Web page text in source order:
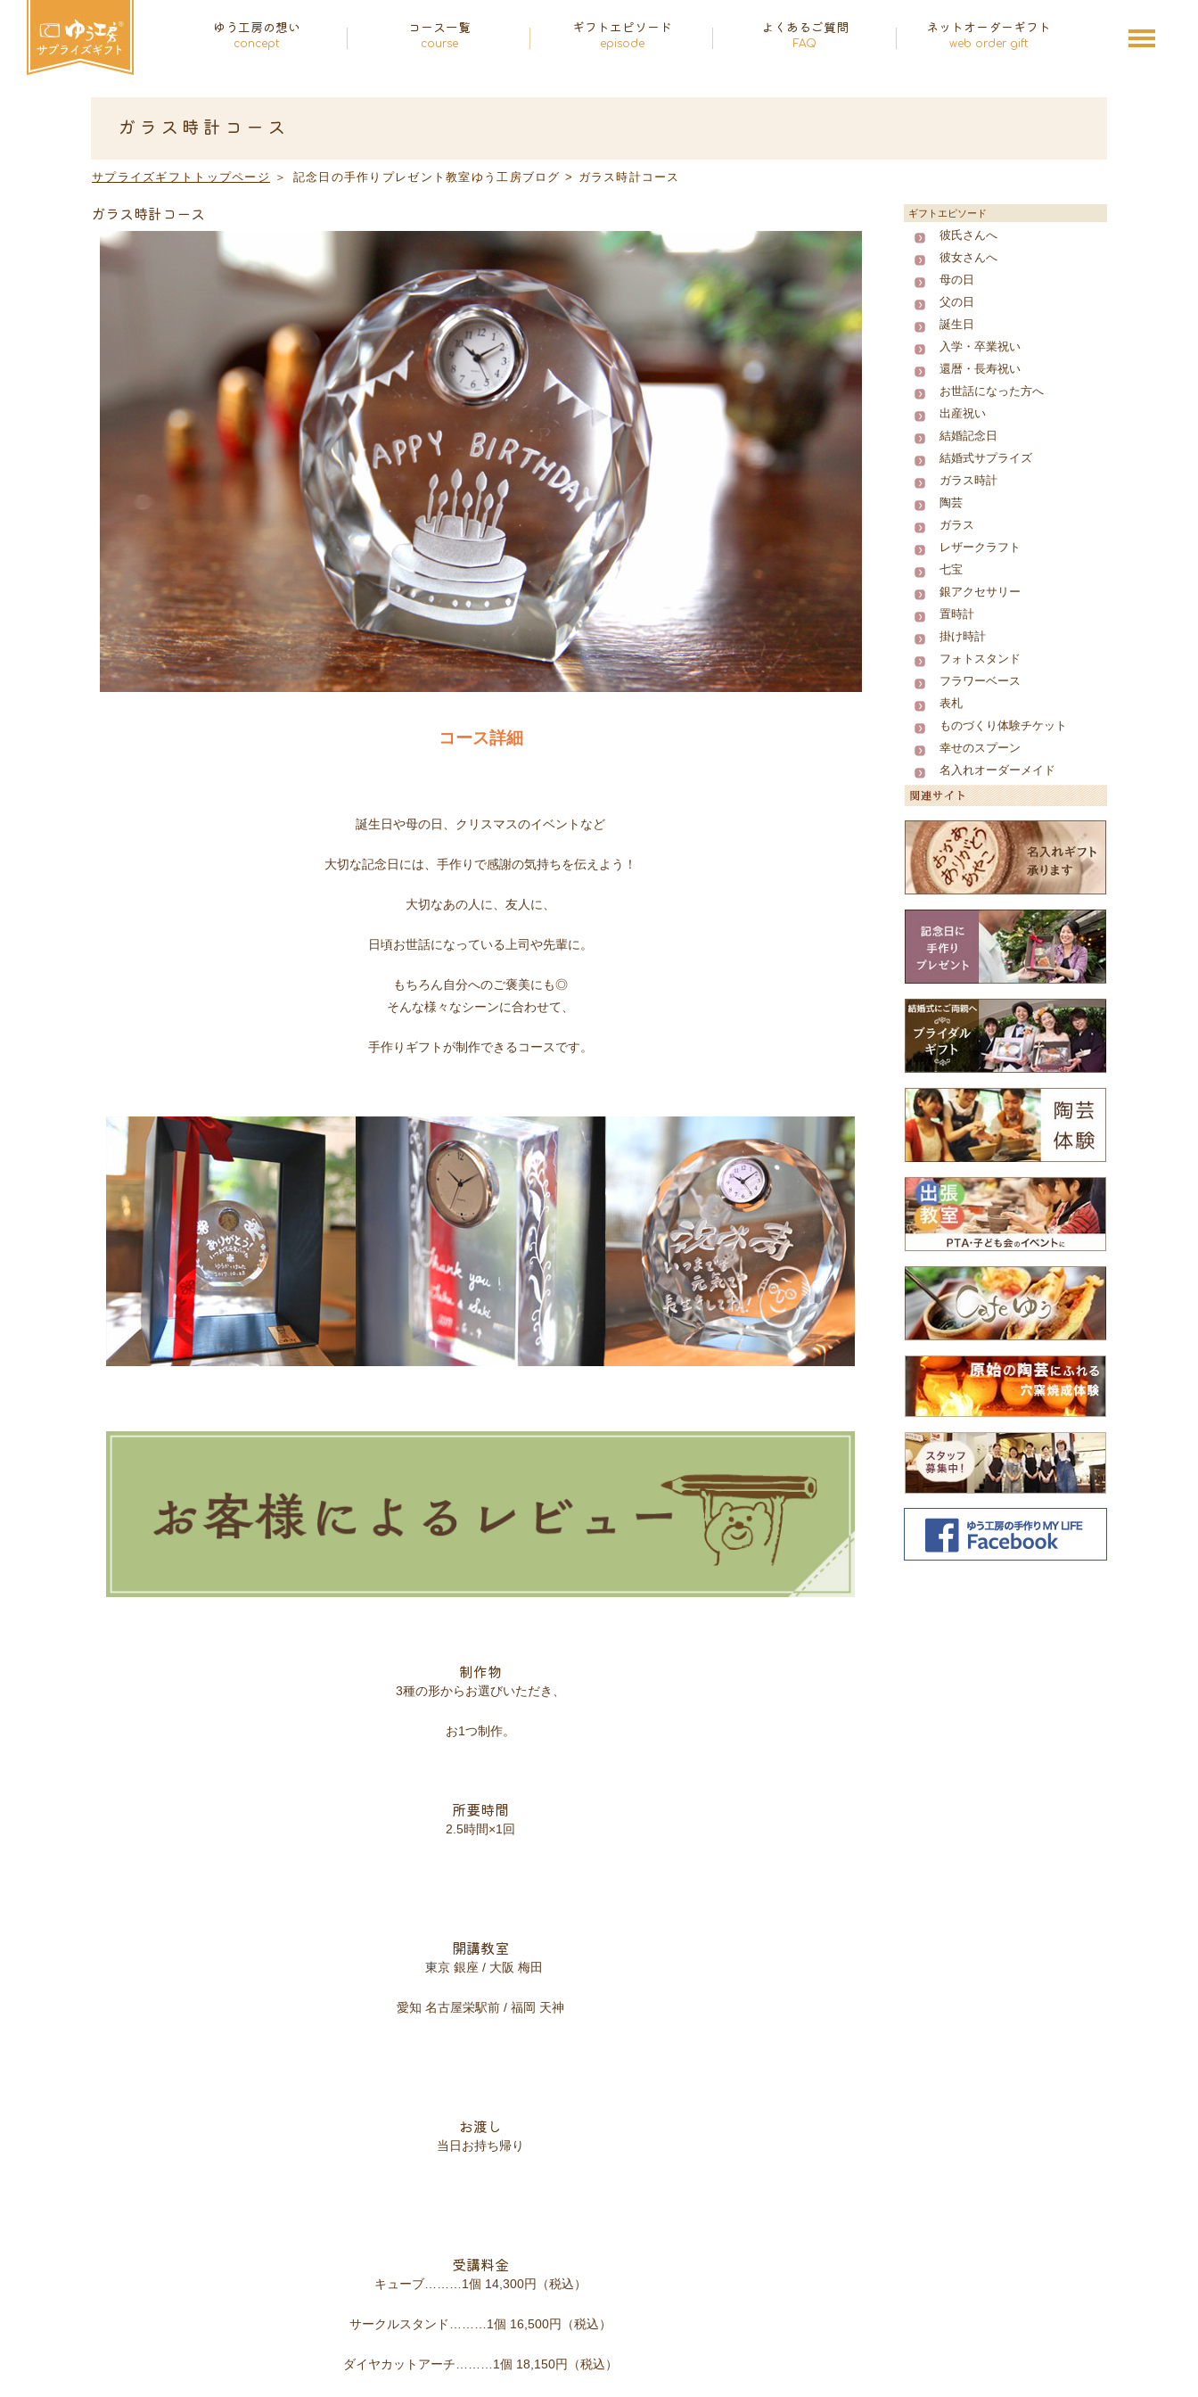
ゆう工房の想い
concept
コース一覧
course
ギフトエピソード
episode
よくあるご質問
FAQ
ネットオーダーギフト
web order gift
ガラス時計コース
サプライズギフトトップページ ＞ 記念日の手作りプレゼント教室ゆう工房ブログ > ガラス時計コース
ガラス時計コース
コース詳細
誕生日や母の日、クリスマスのイベントなど
大切な記念日には、手作りで感謝の気持ちを伝えよう！
大切なあの人に、友人に、
日頃お世話になっている上司や先輩に。
もちろん自分へのご褒美にも◎
そんな様々なシーンに合わせて、
手作りギフトが制作できるコースです。
制作物
3種の形からお選びいただき、
お1つ制作。
所要時間
2.5時間×1回
開講教室
東京 銀座 / 大阪 梅田
愛知 名古屋栄駅前 / 福岡 天神
お渡し
当日お持ち帰り
受講料金
キューブ………1個 14,300円（税込）
サークルスタンド………1個 16,500円（税込）
ダイヤカットアーチ………1個 18,150円（税込）
ギフトエピソード
彼氏さんへ
彼女さんへ
母の日
父の日
誕生日
入学・卒業祝い
還暦・長寿祝い
お世話になった方へ
出産祝い
結婚記念日
結婚式サプライズ
ガラス時計
陶芸
ガラス
レザークラフト
七宝
銀アクセサリー
置時計
掛け時計
フォトスタンド
フラワーベース
表札
ものづくり体験チケット
幸せのスプーン
名入れオーダーメイド